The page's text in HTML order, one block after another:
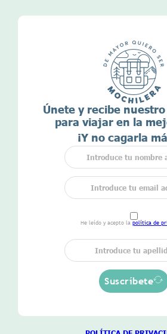
Únete y recibe
para viajar en la
¡Y no cagarla
He leído y acepto la política de
Suscríbete